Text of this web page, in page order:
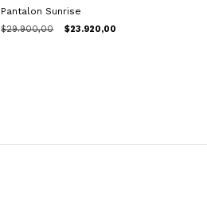
Pantalon Sunrise
$29.900,00 $23.920,00